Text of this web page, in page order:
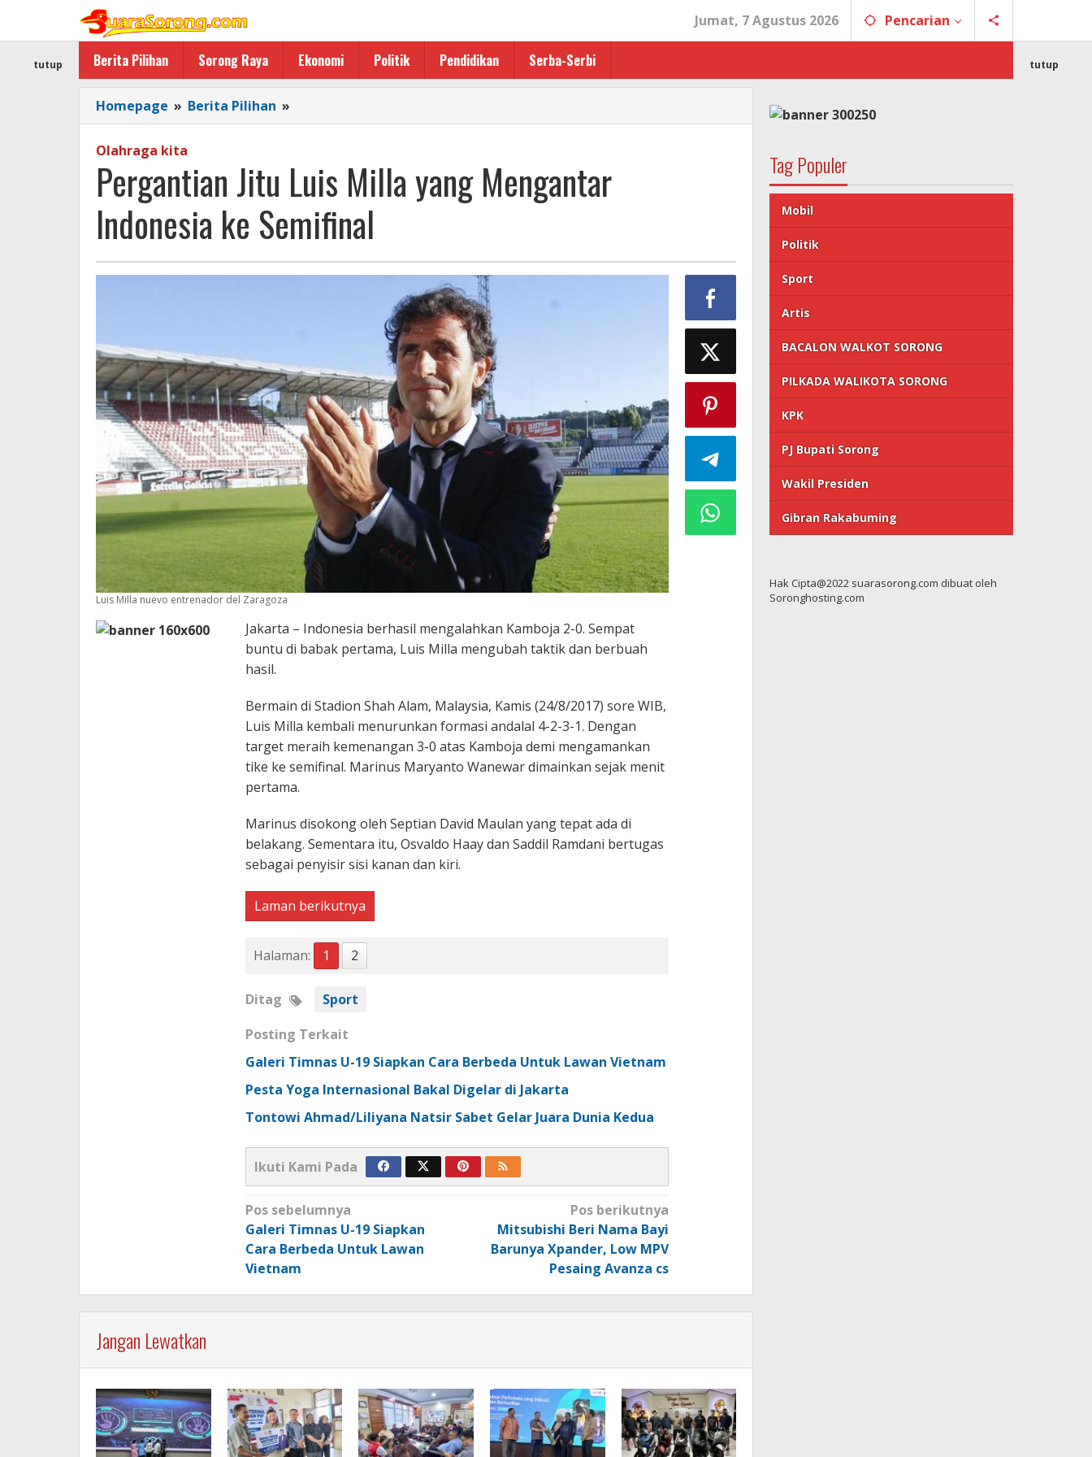
Jumat, 7 Agustus 2026 Pencarian
Berita Pilihan Sorong Raya Ekonomi Politik Pendidikan Serba-Serbi
tutup tutup
Homepage » Berita Pilihan »
Jitu
Mengantar
Indonesia
ke
Semifinal
Olahraga kita
Pergantian Jitu Luis Milla yang Mengantar
Indonesia ke Semifinal
Luis Milla nuevo entrenador del Zaragoza
Jakarta – Indonesia berhasil mengalahkan Kamboja 2-0. Sempat
buntu di babak pertama, Luis Milla mengubah taktik dan berbuah
hasil.
Bermain di Stadion Shah Alam, Malaysia, Kamis (24/8/2017) sore WIB,
Luis Milla kembali menurunkan formasi andalal 4-2-3-1. Dengan
target meraih kemenangan 3-0 atas Kamboja demi mengamankan
tike ke semifinal. Marinus Maryanto Wanewar dimainkan sejak menit
pertama.
Marinus disokong oleh Septian David Maulan yang tepat ada di
belakang. Sementara itu, Osvaldo Haay dan Saddil Ramdani bertugas
sebagai penyisir sisi kanan dan kiri.
Laman berikutnya
Halaman: 1 2
Ditag
Sport
Posting Terkait
Galeri Timnas U-19 Siapkan Cara Berbeda Untuk Lawan Vietnam
Pesta Yoga Internasional Bakal Digelar di Jakarta
Tontowi Ahmad/Liliyana Natsir Sabet Gelar Juara Dunia Kedua
Ikuti Kami Pada
Navigasi
pos
Pos sebelumnya
Galeri Timnas U-19 Siapkan
Cara Berbeda Untuk Lawan
Vietnam
Pos berikutnya
Mitsubishi Beri Nama Bayi
Barunya Xpander, Low MPV
Pesaing Avanza cs
Jangan Lewatkan
Tag Populer
Mobil
Politik
Sport
Artis
BACALON WALKOT SORONG
PILKADA WALIKOTA SORONG
KPK
PJ Bupati Sorong
Wakil Presiden
Gibran Rakabuming
Hak Cipta@2022 suarasorong.com dibuat oleh
Soronghosting.com